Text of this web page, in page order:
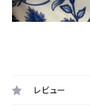
レビュー